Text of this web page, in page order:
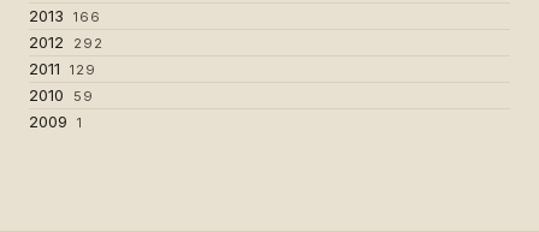
2013 166
2012 292
2011 129
2010 59
2009 1